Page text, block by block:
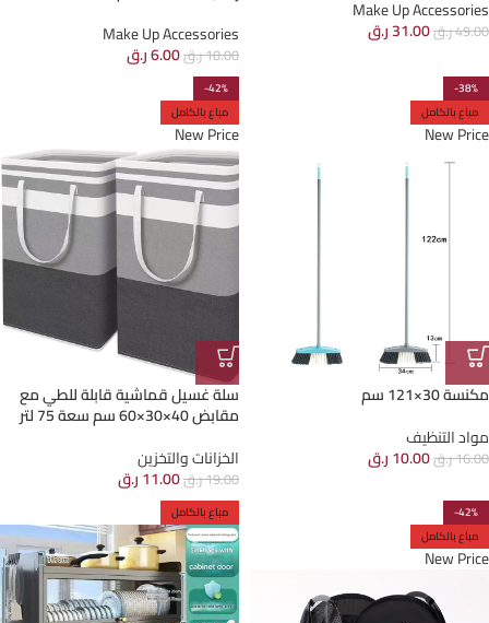
Make Up Accessories
49.00ر.ق31.00ر.ق
Make Up Accessories
10.00ر.ق6.00ر.ق
-38%
مباع بالكامل
New Price
مكنسة 30×121 سم
مواد التنظيف
16.00ر.ق10.00ر.ق
-42%
مباع بالكامل
New Price
سلة غسيل قماشية قابلة للطي مع
مقابض 40×30×60 سم سعة 75 لتر
الخزانات والتخزين
19.00ر.ق11.00ر.ق
-42%
مباع بالكامل
New Price
مباع بالكامل